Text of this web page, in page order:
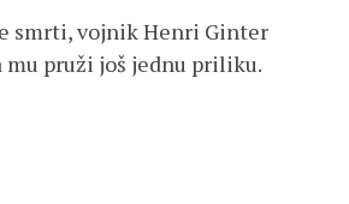
smrti, vojnik Henri Ginter
mu pruži još jednu priliku.